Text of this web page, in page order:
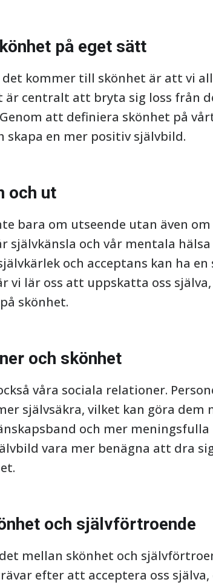
på eget sätt
kommer till skönhet är att vi
är centralt att bryta sig loss från
att definiera skönhet på
skapa en mer positiv självbild.
och ut
bara om utseende utan även
självkänsla och vår mentala
och acceptans kan ha
vi lär oss att uppskatta oss
skönhet.
och skönhet
våra sociala relationer.
självsäkra, vilket kan göra
och mer
vara mer benägna att dra
och självförtroende
mellan skönhet och
efter att acceptera oss